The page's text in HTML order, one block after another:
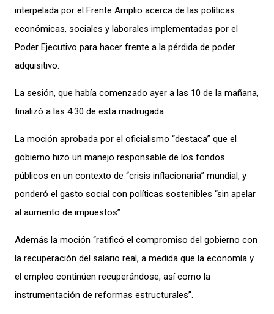
interpelada por el Frente Amplio acerca de las políticas
económicas, sociales y laborales implementadas por el
Poder Ejecutivo para hacer frente a la pérdida de poder
adquisitivo.
La sesión, que había comenzado ayer a las 10 de la mañana,
finalizó a las 4.30 de esta madrugada.
La moción aprobada por el oficialismo “destaca” que el
gobierno hizo un manejo responsable de los fondos
públicos en un contexto de “crisis inflacionaria” mundial, y
ponderó el gasto social con políticas sostenibles “sin apelar
al aumento de impuestos”.
Además la moción “ratificó el compromiso del gobierno con
la recuperación del salario real, a medida que la economía y
el empleo continúen recuperándose, así como la
instrumentación de reformas estructurales”.